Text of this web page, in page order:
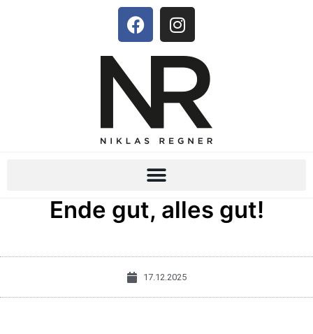
Ende gut, alles gut!
17.12.2025